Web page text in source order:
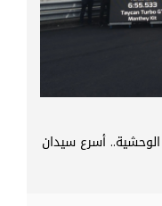
بورشه تطلق Taycan Manthey Kit الوحشية.. أسرع سيدان